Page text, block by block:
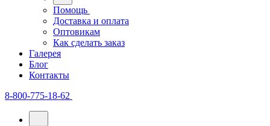
Помощь
Доставка и оплата
Оптовикам
Как сделать заказ
Галерея
Блог
Контакты
8-800-775-18-62